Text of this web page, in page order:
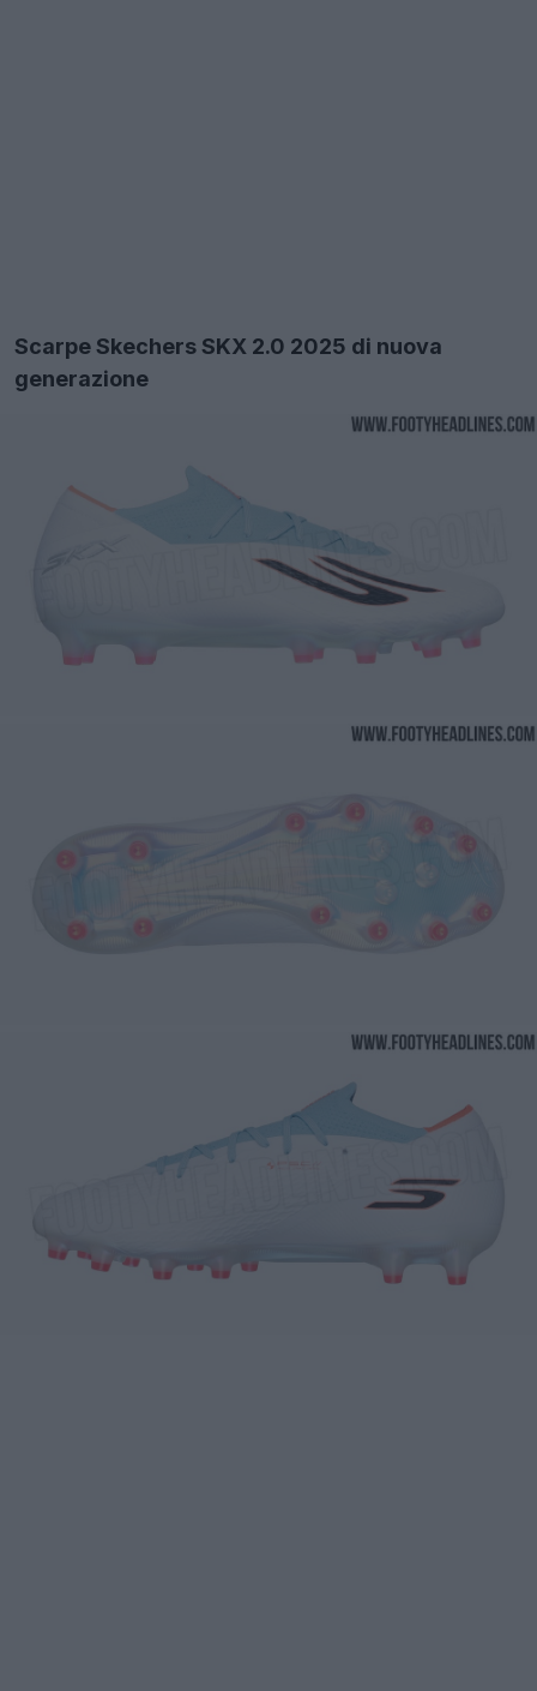
Scarpe Skechers SKX 2.0 2025 di nuova
generazione